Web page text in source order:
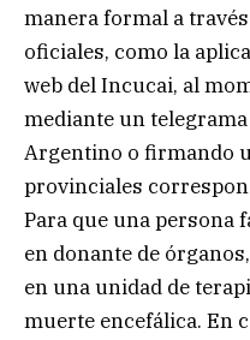
manera formal a
oficiales, como la
web del Incucai, al
mediante un
Argentino o firmando
provinciales
Para que una persona
en donante de
en una unidad de
muerte encefálica. En